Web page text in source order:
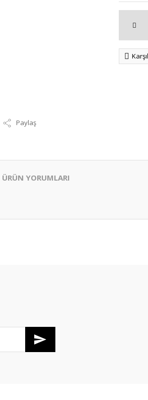
Paylaş
ÜRÜN YORUMLARI